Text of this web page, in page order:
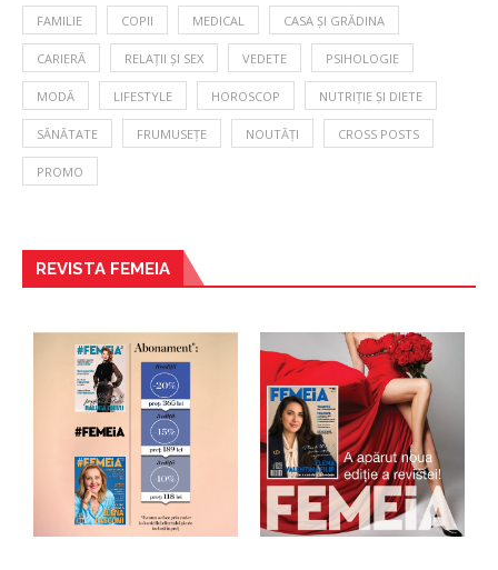
FAMILIE COPII MEDICAL CASA ȘI GRĂDINA
CARIERĂ RELAȚII ȘI SEX VEDETE PSIHOLOGIE
MODĂ LIFESTYLE HOROSCOP NUTRIȚIE ȘI DIETE
SĂNĂTATE FRUMUSEȚE NOUTĂȚI CROSS POSTS
PROMO
REVISTA FEMEIA